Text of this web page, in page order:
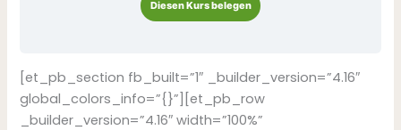
Diesen Kurs belegen
[et_pb_section fb_built=”1″ _builder_version=”4.16″
global_colors_info=”{}”][et_pb_row
_builder_version=”4.16″ width=”100%”